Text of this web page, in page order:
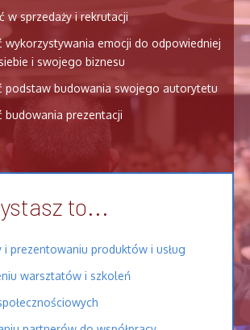
w sprzedaży i rekrutacji
wykorzystywania emocji do odpowiedniej
i swojego biznesu
podstaw budowania swojego autorytetu
budowania prezentacji
to...
i prezentowaniu produktów i usług
warsztatów i szkoleń